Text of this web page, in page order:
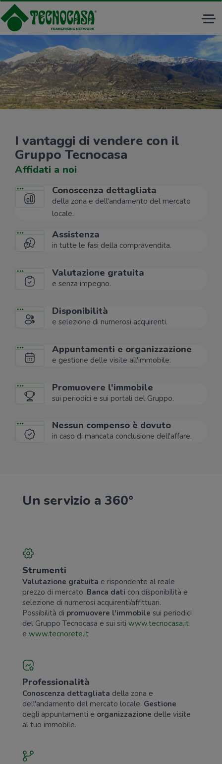
I vantaggi di vendere con il
Gruppo Tecnocasa
Affidati a noi
Conoscenza dettagliata
della zona e dell'andamento del mercato
locale.
Assistenza
in tutte le fasi della compravendita.
Valutazione gratuita
e senza impegno.
Disponibilità
e selezione di numerosi acquirenti.
Appuntamenti e organizzazione
e gestione delle visite all'immobile.
Promuovere l'immobile
sui periodici e sui portali del Gruppo.
Nessun compenso è dovuto
in caso di mancata conclusione dell'affare.
Un servizio a 360°
Strumenti
Valutazione gratuita e rispondente al reale
prezzo di mercato. Banca dati con disponibilità e
selezione di numerosi acquirenti/affittuari.
Possibilità di promuovere l'immobile sui periodici
del Gruppo Tecnocasa e sui siti www.tecnocasa.it
e www.tecnorete.it
Professionalità
Conoscenza dettagliata della zona e
dell'andamento del mercato locale. Gestione
degli appuntamenti e organizzazione delle visite
al tuo immobile.